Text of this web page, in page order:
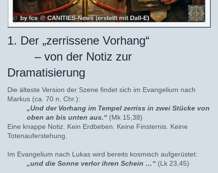
1. Der „zerrissene Vorhang“
– von der Notiz zur
Dramatisierung
Die älteste Version der Szene findet sich im Evangelium nach
Markus (ca. 70 n. Chr.):
„Und der Vorhang im Tempel zerriss in zwei Stücke von
oben an bis unten aus.“ (Mk 15,38)
Eine knappe Notiz. Kein Erdbeben. Keine Finsternis. Keine
Totenauferstehung.
Im Evangelium nach Lukas wird bereits kosmisch aufgerüstet:
„und die Sonne verlor ihren Schein …“ (Lk 23,45)